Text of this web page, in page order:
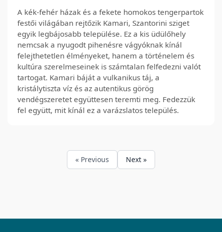
A kék-fehér házak és a fekete homokos tengerpartok
festői világában rejtőzik Kamari, Szantorini sziget
egyik legbájosabb települése. Ez a kis üdülőhely
nemcsak a nyugodt pihenésre vágyóknak kínál
felejthetetlen élményeket, hanem a történelem és
kultúra szerelmeseinek is számtalan felfedezni valót
tartogat. Kamari báját a vulkanikus táj, a
kristálytiszta víz és az autentikus görög
vendégszeretet együttesen teremti meg. Fedezzük
fel együtt, mit kínál ez a varázslatos település.
« Previous Next »